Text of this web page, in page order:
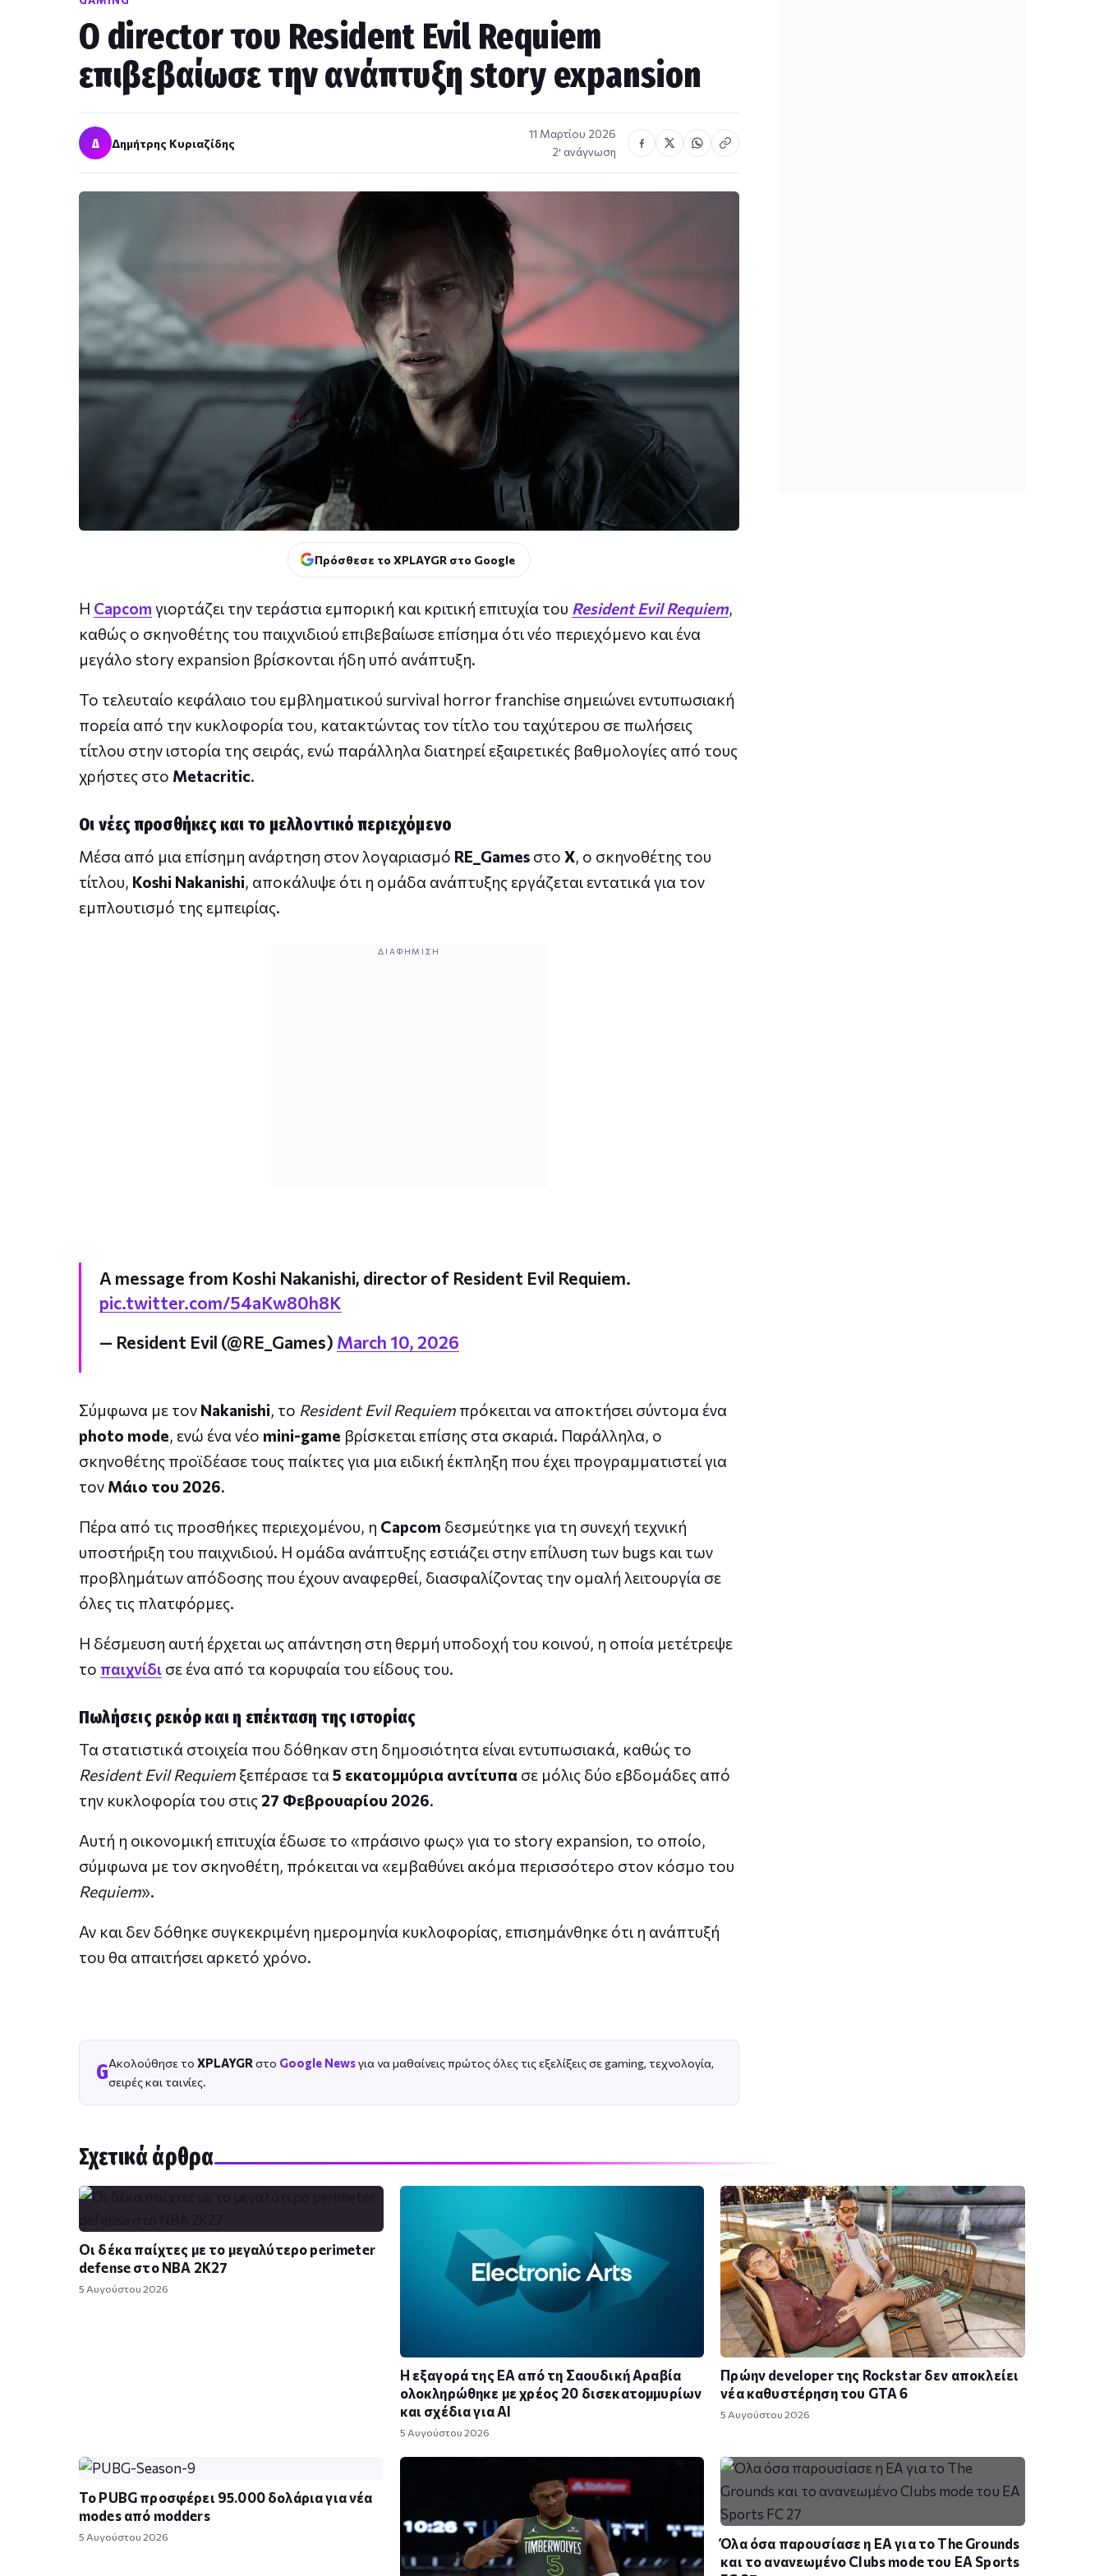
Ο director του Resident Evil Requiem
επιβεβαίωσε την ανάπτυξη story expansion
Δ Δημήτρης Κυριαζίδης
11 Μαρτίου 2026
2′ ανάγνωση
Πρόσθεσε το XPLAYGR στο Google
Η Capcom γιορτάζει την τεράστια εμπορική και κριτική επιτυχία του Resident Evil Requiem,
καθώς ο σκηνοθέτης του παιχνιδιού επιβεβαίωσε επίσημα ότι νέο περιεχόμενο και ένα
μεγάλο story expansion βρίσκονται ήδη υπό ανάπτυξη.
Το τελευταίο κεφάλαιο του εμβληματικού survival horror franchise σημειώνει εντυπωσιακή
πορεία από την κυκλοφορία του, κατακτώντας τον τίτλο του ταχύτερου σε πωλήσεις
τίτλου στην ιστορία της σειράς, ενώ παράλληλα διατηρεί εξαιρετικές βαθμολογίες από τους
χρήστες στο Metacritic.
Οι νέες προσθήκες και το μελλοντικό περιεχόμενο
Μέσα από μια επίσημη ανάρτηση στον λογαριασμό RE_Games στο X, ο σκηνοθέτης του
τίτλου, Koshi Nakanishi, αποκάλυψε ότι η ομάδα ανάπτυξης εργάζεται εντατικά για τον
εμπλουτισμό της εμπειρίας.
ΔΙΑΦΉΜΙΣΗ
A message from Koshi Nakanishi, director of Resident Evil Requiem.
pic.twitter.com/54aKw80h8K
— Resident Evil (@RE_Games) March 10, 2026
Σύμφωνα με τον Nakanishi, το Resident Evil Requiem πρόκειται να αποκτήσει σύντομα ένα
photo mode, ενώ ένα νέο mini-game βρίσκεται επίσης στα σκαριά. Παράλληλα, ο
σκηνοθέτης προϊδέασε τους παίκτες για μια ειδική έκπληξη που έχει προγραμματιστεί για
τον Μάιο του 2026.
Πέρα από τις προσθήκες περιεχομένου, η Capcom δεσμεύτηκε για τη συνεχή τεχνική
υποστήριξη του παιχνιδιού. Η ομάδα ανάπτυξης εστιάζει στην επίλυση των bugs και των
προβλημάτων απόδοσης που έχουν αναφερθεί, διασφαλίζοντας την ομαλή λειτουργία σε
όλες τις πλατφόρμες.
Η δέσμευση αυτή έρχεται ως απάντηση στη θερμή υποδοχή του κοινού, η οποία μετέτρεψε
το παιχνίδι σε ένα από τα κορυφαία του είδους του.
Πωλήσεις ρεκόρ και η επέκταση της ιστορίας
Τα στατιστικά στοιχεία που δόθηκαν στη δημοσιότητα είναι εντυπωσιακά, καθώς το
Resident Evil Requiem ξεπέρασε τα 5 εκατομμύρια αντίτυπα σε μόλις δύο εβδομάδες από
την κυκλοφορία του στις 27 Φεβρουαρίου 2026.
Αυτή η οικονομική επιτυχία έδωσε το «πράσινο φως» για το story expansion, το οποίο,
σύμφωνα με τον σκηνοθέτη, πρόκειται να «εμβαθύνει ακόμα περισσότερο στον κόσμο του
Requiem».
Αν και δεν δόθηκε συγκεκριμένη ημερομηνία κυκλοφορίας, επισημάνθηκε ότι η ανάπτυξή
του θα απαιτήσει αρκετό χρόνο.
GΑκολούθησε το XPLAYGR στο Google Newsγια να μαθαίνεις πρώτος όλες τις εξελίξεις σε gaming, τεχνολογία,
σειρές και ταινίες.
Σχετικά άρθρα
Οι δέκα παίχτες με το μεγαλύτερο perimeter
defense στο NBA 2K27
5 Αυγούστου 2026
Η εξαγορά της EA από τη Σαουδική Αραβία
ολοκληρώθηκε με χρέος 20 δισεκατομμυρίων
και σχέδια για AI
5 Αυγούστου 2026
Πρώην developer της Rockstar δεν αποκλείει
νέα καθυστέρηση του GTA 6
5 Αυγούστου 2026
Το PUBG προσφέρει 95.000 δολάρια για νέα
modes από modders
5 Αυγούστου 2026
Όλα όσα παρουσίασε η EA για το The Grounds
και το ανανεωμένο Clubs mode του EA Sports